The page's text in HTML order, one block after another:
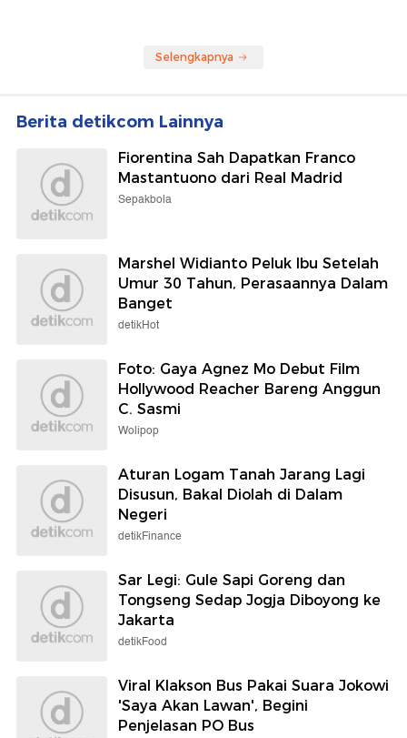
Selengkapnya
Berita detikcom Lainnya
Fiorentina Sah Dapatkan Franco
Mastantuono dari Real Madrid
Sepakbola
Marshel Widianto Peluk Ibu Setelah
Umur 30 Tahun, Perasaannya Dalam
Banget
detikHot
Foto: Gaya Agnez Mo Debut Film
Hollywood Reacher Bareng Anggun
C. Sasmi
Wolipop
Aturan Logam Tanah Jarang Lagi
Disusun, Bakal Diolah di Dalam
Negeri
detikFinance
Sar Legi: Gule Sapi Goreng dan
Tongseng Sedap Jogja Diboyong ke
Jakarta
detikFood
Viral Klakson Bus Pakai Suara Jokowi
'Saya Akan Lawan', Begini
Penjelasan PO Bus